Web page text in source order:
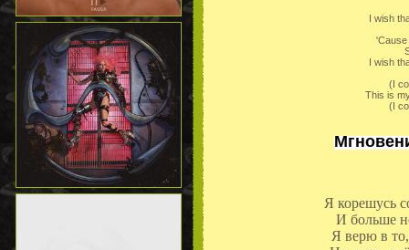
I wish
'Cause
I wish
(I
This is
(I
Я корешусь
И больше
Я верю в